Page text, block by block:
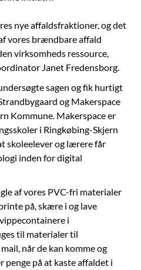
nye affaldsfraktioner, og det
vores brændbare affald
virksomheds ressource,
Janet Fredensborg.
sagen og fik hurtigt
og Makerspace
Kommune. Makerspace er
i Ringkøbing-Skjern
skoleelever og lærere får
inden for digital
af vores PVC-fri materialer
på, skære i og lave
i
til materialer til
når de kan komme og
på at kaste affaldet i